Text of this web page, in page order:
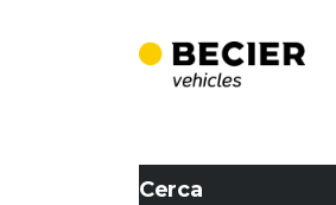
BECIER MOBILITAT
Cerca